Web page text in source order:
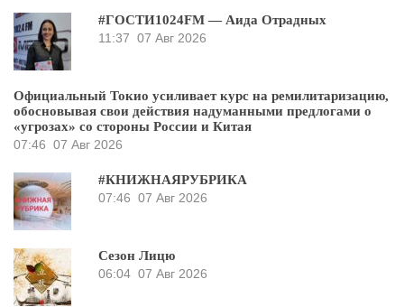
#ГОСТИ1024FM — Аида Отрадных
11:37 07 Авг 2026
Официальный Токио усиливает курс на ремилитаризацию,
обосновывая свои действия надуманными предлогами о
«угрозах» со стороны России и Китая
07:46 07 Авг 2026
#КНИЖНАЯРУБРИКА
07:46 07 Авг 2026
Сезон Лицю
06:04 07 Авг 2026